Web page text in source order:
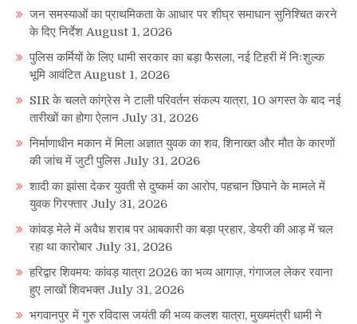
जन समस्याओं का प्राथमिकता के आधार पर शीघ्र समाधान सुनिश्चित करने
के दिए निर्देश August 1, 2026
पुलिस कर्मियों के लिए धामी सरकार का बड़ा फैसला, नई टिहरी में निःशुल्क
भूमि आवंटित August 1, 2026
SIR के चलते कांग्रेस ने टाली परिवर्तन संकल्प यात्रा, 10 अगस्त के बाद नई
तारीखों का होगा ऐलान July 31, 2026
निर्माणाधीन मकान में मिला अज्ञात युवक का शव, शिनाख्त और मौत के कारणों
की जांच में जुटी पुलिस July 31, 2026
शादी का झांसा देकर युवती से दुष्कर्म का आरोप, पहचान छिपाने के मामले में
युवक गिरफ्तार July 31, 2026
कांवड़ मेले में अवैध शराब पर आबकारी का बड़ा प्रहार, डेयरी की आड़ में चल
रहा था कारोबार July 31, 2026
हरिद्वार शिवमय: कांवड़ यात्रा 2026 का भव्य आगाज़, गंगाजल लेकर रवाना
हुए लाखों शिवभक्त July 31, 2026
भगवानपुर में गुरु रविदास जयंती की भव्य कलश यात्रा, मुख्यमंत्री धामी ने